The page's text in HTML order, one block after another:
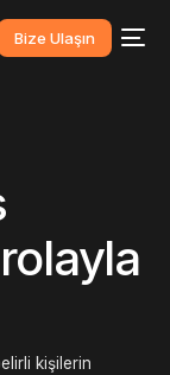
Bize Ulaşın
kişilerin